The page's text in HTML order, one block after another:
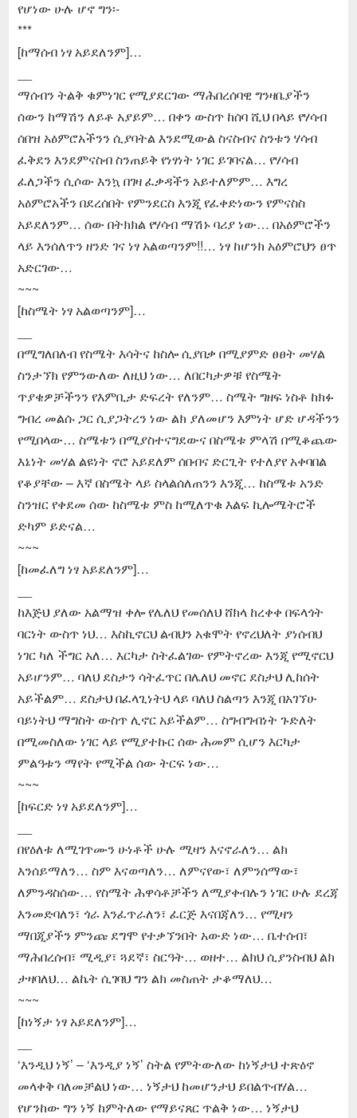
የሆነው ሁሉ ሆኖ ግን፡-
***
[ከማሰብ ነፃ አይደለንም]…
ማሰብን ትልቅ ቁምነገር የሚያደርገው ማሕበረሰባዊ ግንዛቤያችን
ሰውን ከማሽን ለይቶ አያይም… በቀን ውስጥ ከሰባ ሺህ በላይ የሃሳብ
ሰበዝ አዕምሮአችንን ሲያባትል እንደሚውል ስናስብና ስንቱን ሃሳብ
ፈቅደን እንደምናስብ ስንጠይቅ የነፃነት ነገር ይገባናል… የሃሳብ
ፈለጋችን ሲሶው እንኳ በገዛ ፈቃዳችን አይተለምም… እግረ
አዕምሮአችን በደረሰበት የምንደርስ እንጂ የፈቀድነውን የምናስስ
አይደለንም… ሰው በትክክል የሃሳብ ማሽኑ ባሪያ ነው… በአዕምሮችን
ላይ እንሰለጥን ዘንድ ገና ነፃ አልወጣንም!!… ነፃ ከሆንክ አዕምሮህን ፀጥ
አድርገው…
~~~
[ከስሜት ነፃ አልወጣንም]…
በሚግለበለብ የስሜት እሳትና ከስሎ ሲያበቃ በሚያምድ ፀፀት መሃል
ስንታኘክ የምንውለው ለዚህ ነው… ለበርካታዎቹ የስሜት
ጥያቄዎቻችንን የእምቢታ ድፍረት የለንም… ስሜት ግዘፍ ነስቶ ከክፉ
ግብረ መልሱ ጋር ሲያጋትረን ነው ልክ ያለመሆን እምነት ሆድ ሆዳችንን
የሚበላው… ስሜቱን በሚያስተናግደውና በስሜቱ ምላሽ በሚቆጨው
እኔነት መሃል ልዩነት ኖሮ አይደለም ሰበብና ድርጊት የተለያየ አቀባበል
የቆያቸው – እኛ በስሜት ላይ ስላልሰለጠንን እንጂ… ከስሜቱ አንድ
ስንዝር የቀደመ ሰው ከስሜቱ ምስ ከሚለጥቁ እልፍ ኪሎሜትሮች
ድካም ይድናል…
~~~
[ከመፈለግ ነፃ አይደለንም]…
ከእጅህ ያለው አልማዝ ቀሎ የሌለህ የመሰለህ ሸክላ ከረቀቀ በፍላጎት
ባርነት ውስጥ ነህ… እስኪኖርህ ልብህን አቁሞት የኖረህለት ያነሰብህ
ነገር ካለ ችግር አለ… እርካታ ስትፈልገው የምትኖረው እንጂ የሚኖርህ
አይሆንም… ባለህ ደስታን ሳትፈጥር በሌለህ መኖር ደስታህ ሊከሰት
አይችልም… ደስታህ በፈላጊነትህ ላይ ባለህ ስልጣን እንጂ በአገኘሁ
ባይነትህ ማግስት ውስጥ ሊኖር አይችልም… ስግብግብነት ጉድለት
በሚመስለው ነገር ላይ የሚያተኩር ሰው ሕመም ሲሆን እርካታ
ምልዓቱን ማየት የሚችል ሰው ትርፍ ነው…
~~~
[ከፍርድ ነፃ አይደለንም]…
በየዕለቱ ለሚገጥሙን ሁነቶች ሁሉ ሚዛን እናኖራለን… ልክ
እንሰይማለን… ስም እናወጣለን… ለምናየው፣ ለምንሰማው፣
ለምንዳስሰው… የስሜት ሕዋሳቶቻችን ለሚያቀብሉን ነገር ሁሉ ደረጃ
እንመድባለን፣ ጎራ እንፈጥራለን፣ ፈርጅ እናበጃለን… የሚዛን
ማበጂያችን ምንጩ ደግሞ የተቃኘንበት አውድ ነው… ቤተሰብ፣
ማሕበረሰብ፣ ሚዲያ፣ ጓደኛ፣ ስርዓት… ወዘተ… ልክህ ሲያንስብህ ልክ
ታዛባለህ… ልኬት ሲገባህ ግን ልክ መስጠት ታቆማለህ…
~~~
[ከነኝታ ነፃ አይደለንም]…
‘እንዲህ ነኝ’ – ‘እንዲያ ነኝ’ ስትል የምትውለው ከነኝታህ ተጽዕኖ
መላቀቅ ባለመቻልህ ነው… ነኝታህ ከመሆንታህ ይበልጥብሃል…
የሆንከው ግን ነኝ ከምትለው የማይናጸር ጥልቅ ነው… ነኝታህ